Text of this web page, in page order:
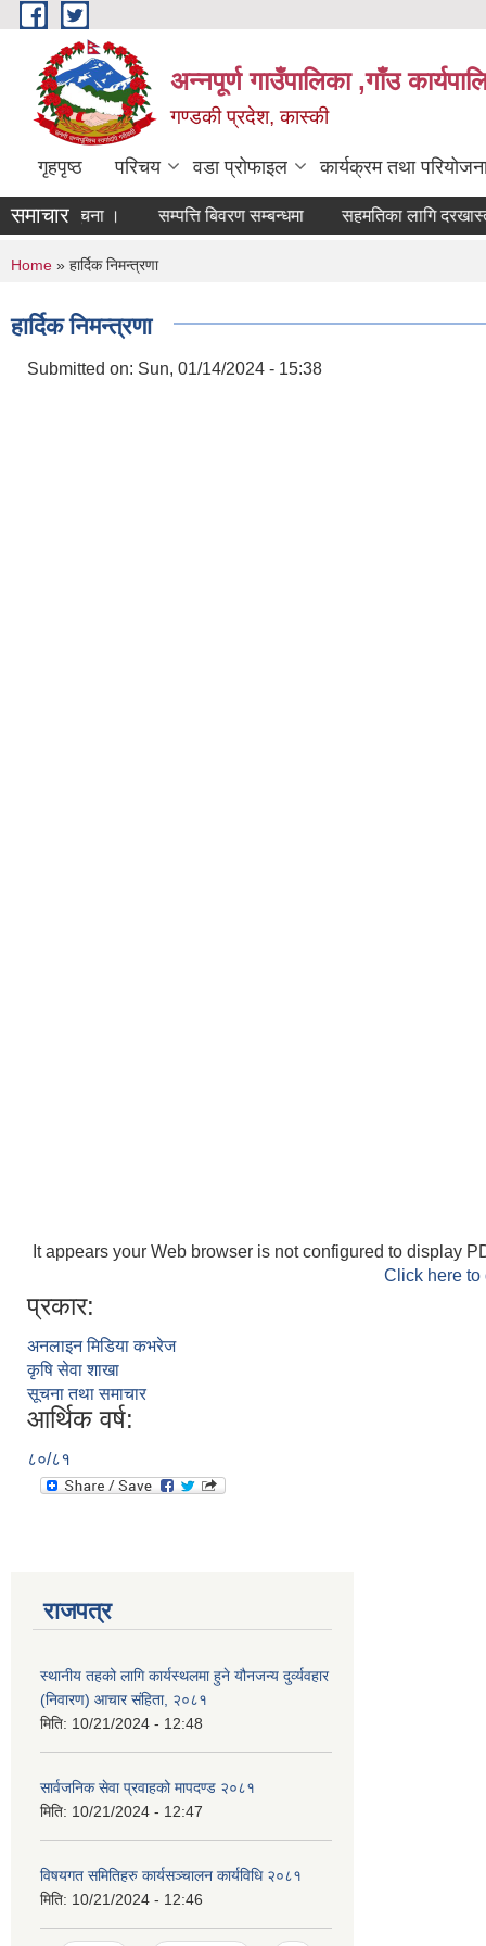
Skip to main content
अन्नपूर्ण गाउँपालिका ,गाँउ
गण्डकी प्रदेश, कास्की
गृहपृष्ठ परिचय वडा प्रोफाइल कार्यक्रम तथा
समाचार
सूचना । सम्पत्ति बिवरण सम्बन्धमा सहमतिका लागि दरखास्त
You are here
Home » हार्दिक निमन्त्रणा
हार्दिक निमन्त्रणा
Submitted on: Sun, 01/14/2024 - 15:38
It appears your Web browser is not configured to display
Click here to
प्रकार:
अनलाइन मिडिया कभरेज
कृषि सेवा शाखा
सूचना तथा समाचार
आर्थिक वर्ष:
८०/८१
राजपत्र
स्थानीय तहको लागि कार्यस्थलमा हुने यौनजन्य दुर्व्यवहार
(निवारण) आचार संहिता, २०८१
मिति: 10/21/2024 - 12:48
सार्वजनिक सेवा प्रवाहको मापदण्ड २०८१
मिति: 10/21/2024 - 12:47
विषयगत समितिहरु कार्यसञ्चालन कार्यविधि २०८१
मिति: 10/21/2024 - 12:46